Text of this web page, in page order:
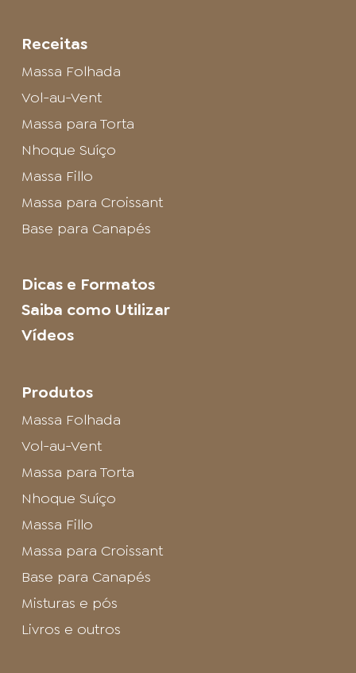
Receitas
Massa Folhada
Vol-au-Vent
Massa para Torta
Nhoque Suíço
Massa Fillo
Massa para Croissant
Base para Canapés
Dicas e Formatos
Saiba como Utilizar
Vídeos
Produtos
Massa Folhada
Vol-au-Vent
Massa para Torta
Nhoque Suíço
Massa Fillo
Massa para Croissant
Base para Canapés
Misturas e pós
Livros e outros